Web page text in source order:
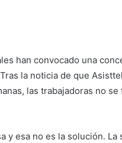
han convocado una
la noticia de que
las trabajadoras no
y esa no es la solución.